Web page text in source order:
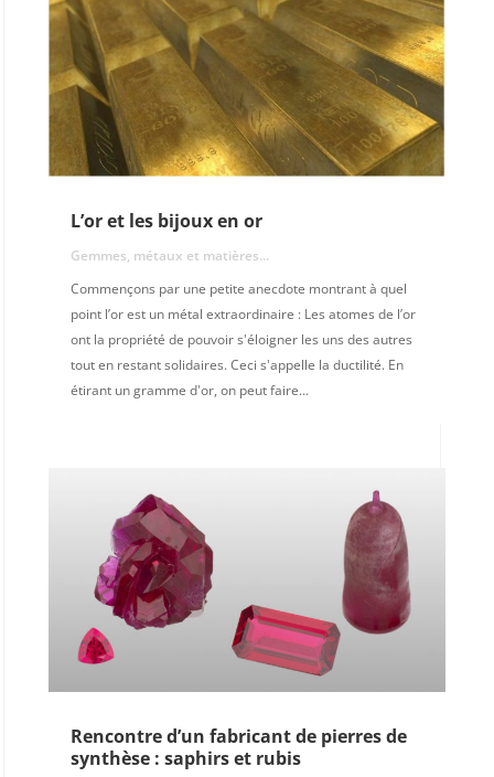
L’or et les bijoux en or
Gemmes, métaux et matières...
Commençons par une petite anecdote montrant à quel
point l’or est un métal extraordinaire : Les atomes de l’or
ont la propriété de pouvoir s'éloigner les uns des autres
tout en restant solidaires. Ceci s'appelle la ductilité. En
étirant un gramme d'or, on peut faire...
Rencontre d’un fabricant de pierres de
synthèse : saphirs et rubis